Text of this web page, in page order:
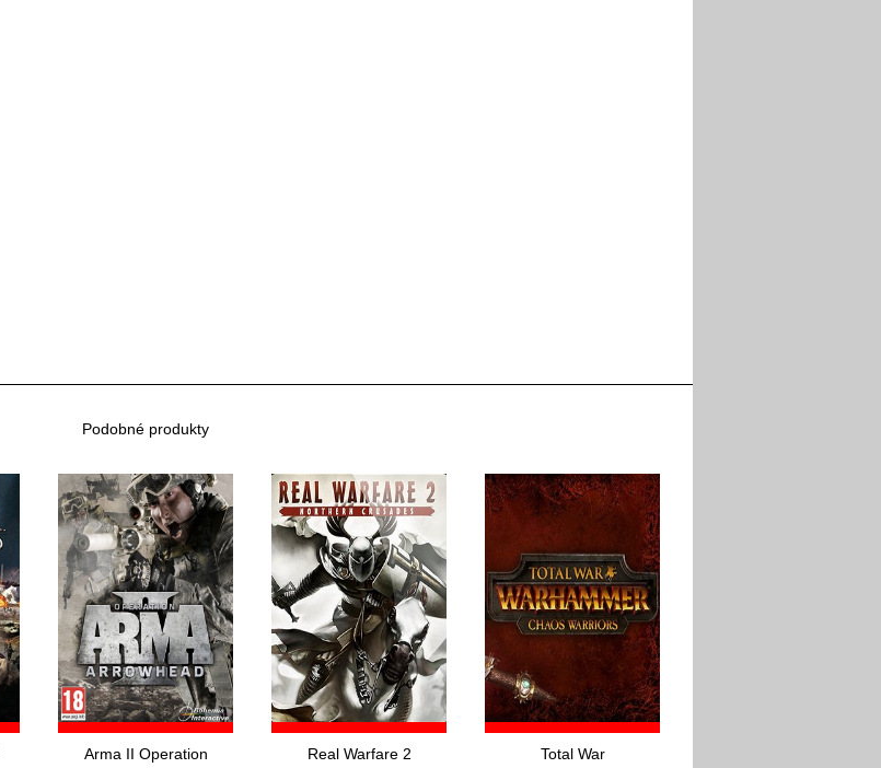
Podobné produkty
Arma II Operation
Real Warfare 2
Total War